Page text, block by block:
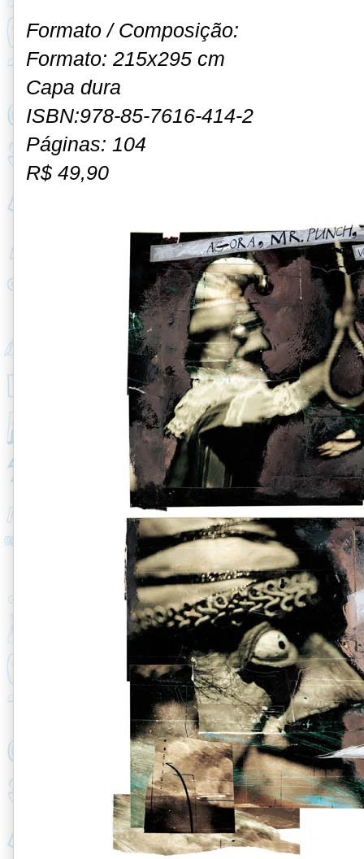
Formato / Composição:
Formato: 215x295 cm
Capa dura
ISBN:978-85-7616-414-2
Páginas: 104
R$ 49,90